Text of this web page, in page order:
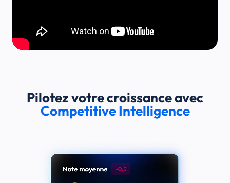
Pilotez votre croissance avec
Competitive Intelligence